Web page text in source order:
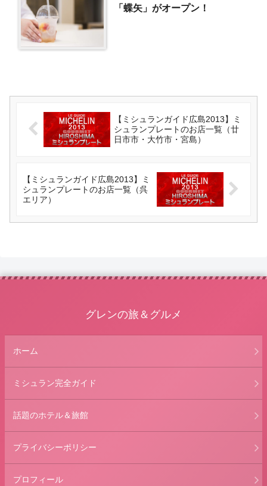
「蝶矢」がオープン！
【ミシュランガイド広島2013】ミ
シュランプレートのお店一覧（廿
日市市・大竹市・宮島）
【ミシュランガイド広島2013】ミ
シュランプレートのお店一覧（呉
エリア）
グレンの旅＆グルメ
ホーム
ミシュラン完全ガイド
話題のホテル＆旅館
プライバシーポリシー
プロフィール